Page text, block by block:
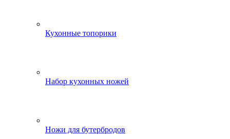
Кухонные топорики
Набор кухонных ножей
Ножи для бутербродов